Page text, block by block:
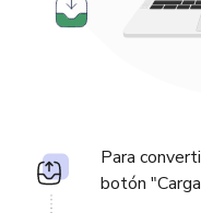
Para
botón